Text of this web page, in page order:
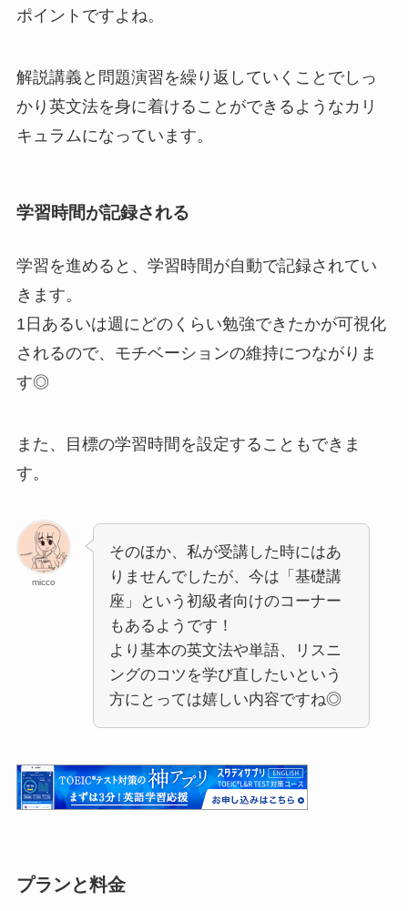
ポイントですよね。
解説講義と問題演習を繰り返していくことでしっ
かり英文法を身に着けることができるようなカリ
キュラムになっています。
学習時間が記録される
学習を進めると、学習時間が自動で記録されてい
きます。
1日あるいは週にどのくらい勉強できたかが可視化
されるので、モチベーションの維持につながりま
す◎
また、目標の学習時間を設定することもできま
す。
micco
そのほか、私が受講した時にはあ
りませんでしたが、今は「基礎講
座」という初級者向けのコーナー
もあるようです！
より基本の英文法や単語、リスニ
ングのコツを学び直したいという
方にとっては嬉しい内容ですね◎
プランと料金